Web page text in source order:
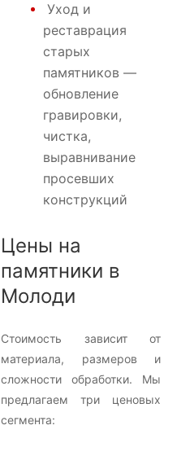
Уход и
реставрация
старых
памятников —
обновление
гравировки,
чистка,
выравнивание
просевших
конструкций
Цены на
памятники в
Молоди
Стоимость зависит от
материала, размеров и
сложности обработки. Мы
предлагаем три ценовых
сегмента: